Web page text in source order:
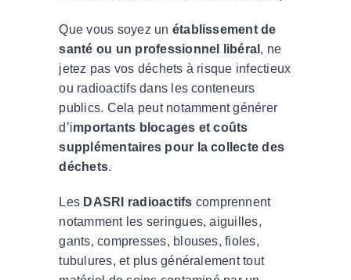
Que vous soyez un établissement de
santé ou un professionnel libéral , ne
jetez pas vos déchets à risque infectieux
ou radioactifs dans les conteneurs
publics. Cela peut notamment générer
d’importants blocages et coûts
supplémentaires pour la collecte des
déchets.
Les DASRI radioactifs comprennent
notamment les seringues, aiguilles,
gants, compresses, blouses, fioles,
tubulures, et plus généralement tout